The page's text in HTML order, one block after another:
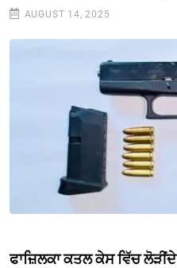
AUGUST 14, 2025
ਫਾਜ਼ਿਲਕਾ ਕਤਲ ਕੇਸ ਵਿੱਚ